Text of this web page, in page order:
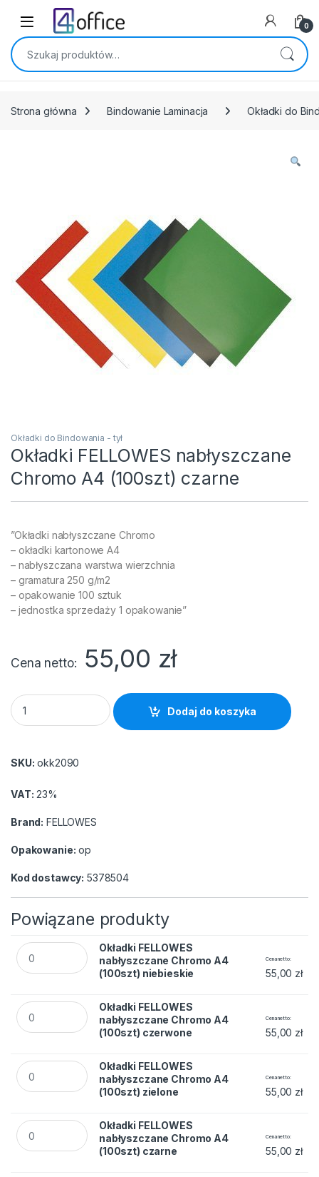
Skip to navigation
Skip to content
0
Szukaj:
Strona główna Bindowanie Laminacja Okładki do
Okładki do Bindowania - tył
Okładki FELLOWES nabłyszczane
Chromo A4 (100szt) czarne
”Okładki nabłyszczane Chromo
– okładki kartonowe A4
– nabłyszczana warstwa wierzchnia
– gramatura 250 g/m2
– opakowanie 100 sztuk
– jednostka sprzedaży 1 opakowanie”
Cena netto 55,00 zł
Okładki FELLOWES nabłyszczane Chromo A4 (100szt)
Dodaj do koszyka
SKU: okk2090
VAT: 23%
Brand: FELLOWES
Opakowanie: op
Kod dostawcy: 5378504
Powiązane produkty
Okładki FELLOWES nabłyszczane Chromo A4 (100szt)
Okładki FELLOWES
nabłyszczane Chromo A4
(100szt) niebieskie
Cena netto
55,00 zł
Okładki FELLOWES nabłyszczane Chromo A4 (100szt)
Okładki FELLOWES
nabłyszczane Chromo A4
(100szt) czerwone
Cena netto
55,00 zł
Okładki FELLOWES nabłyszczane Chromo A4 (100szt)
Okładki FELLOWES
nabłyszczane Chromo A4
(100szt) zielone
Cena netto
55,00 zł
Okładki FELLOWES nabłyszczane Chromo A4 (100szt)
Okładki FELLOWES
nabłyszczane Chromo A4
(100szt) czarne
Cena netto
55,00 zł